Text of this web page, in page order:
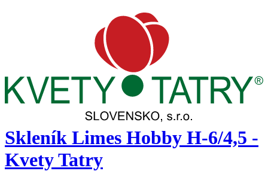
Skleník Limes Hobby H-6/4,5 -
Kvety Tatry